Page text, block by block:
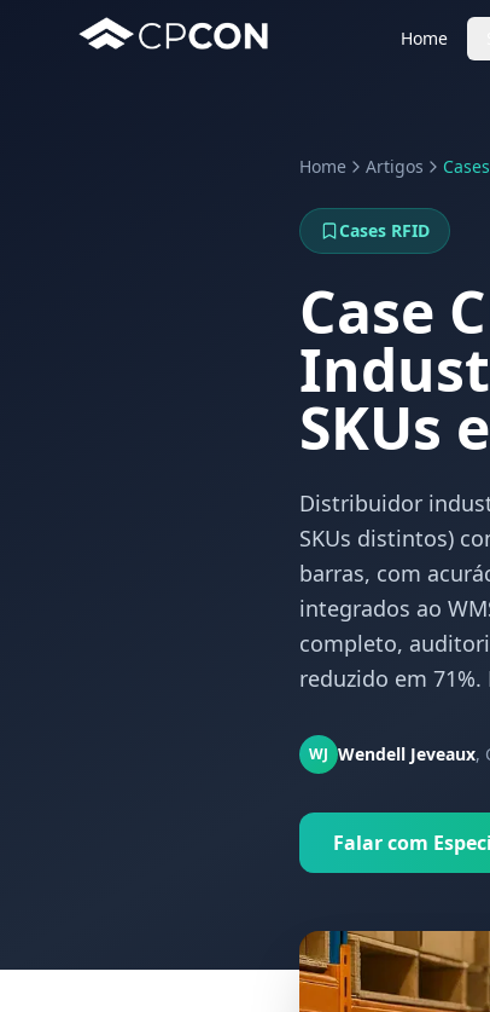
Home
Home Artigos
Cases RFID
Case
SKUs
Distribuidor
SKUs distintos)
barras, com
integrados ao
completo,
reduzido em 71%.
WJ Wendell Jeveaux,
Falar com